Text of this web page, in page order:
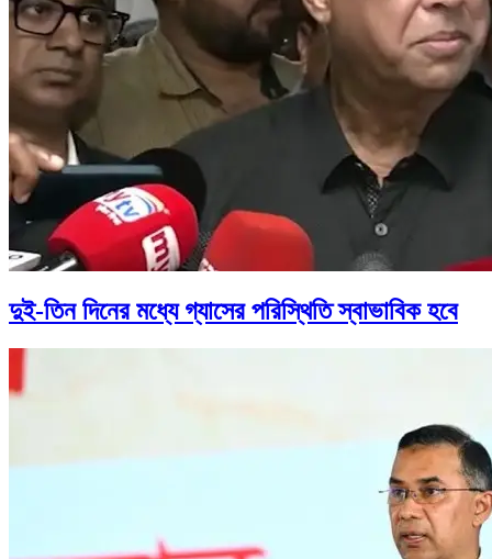
দুই-তিন দিনের মধ্যে গ্যাসের পরিস্থিতি স্বাভাবিক হবে